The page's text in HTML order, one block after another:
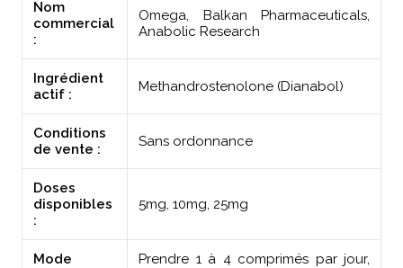
Nom
commercial
:
Omega, Balkan Pharmaceuticals,
Anabolic Research
Ingrédient
actif :
Methandrostenolone (Dianabol)
Conditions
de vente :
Sans ordonnance
Doses
disponibles
:
5mg, 10mg, 25mg
Mode
Prendre 1 à 4 comprimés par jour,